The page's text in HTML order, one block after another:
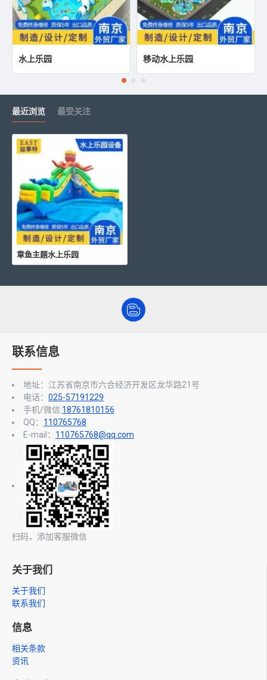
水上乐园 移动水上乐园
最近浏览 最受关注
章鱼主题水上乐园
联系信息
地址：江苏省南京市六合经济开发区龙华路21号
电话： 025-57191229
手机/微信:18761810156
QQ： 110765768
E-mail： 110765768@qq.com
扫码，添加客服微信
关于我们
关于我们
联系我们
信息
相关条款
资讯